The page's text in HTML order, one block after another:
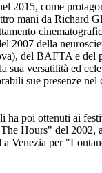
2015, come
mani da Richard
2007 della
del BAFTA e del
sua versatilità ed
sue presenze nel
ha poi ottenuti ai
Hours" del 2002,
a Venezia per